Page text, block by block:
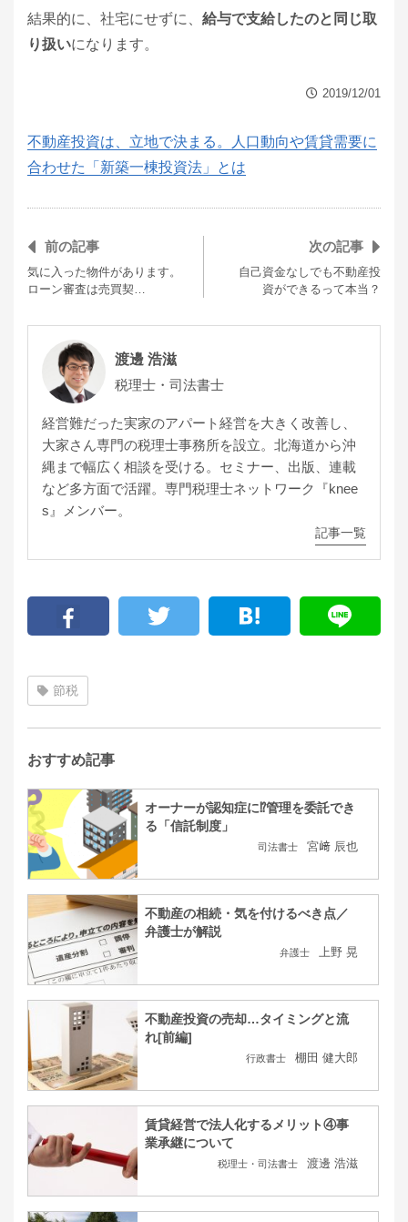
結果的に、社宅にせずに、 給与で支給したのと同じ取
り扱いになります。
2019/12/01
不動産投資は、立地で決まる。人口動向や賃貸需要に
合わせた「新築一棟投資法」とは
前の記事
気に入った物件があります。
ローン審査は売買契…
次の記事
自己資金なしでも不動産投
資ができるって本当？
渡邊 浩滋
税理士・司法書士
経営難だった実家のアパート経営を大きく改善し、
大家さん専門の税理士事務所を設立。北海道から沖
縄まで幅広く相談を受ける。セミナー、出版、連載
など多方面で活躍。専門税理士ネットワーク『knee
s』メンバー。
記事一覧
節税
おすすめ記事
オーナーが認知症に⁉管理を委託でき
る「信託制度」
司法書士 宮﨑 辰也
不動産の相続・気を付けるべき点／
弁護士が解説
弁護士 上野 晃
不動産投資の売却…タイミングと流
れ[前編]
行政書士 棚田 健大郎
賃貸経営で法人化するメリット④事
業承継について
税理士・司法書士 渡邊 浩滋